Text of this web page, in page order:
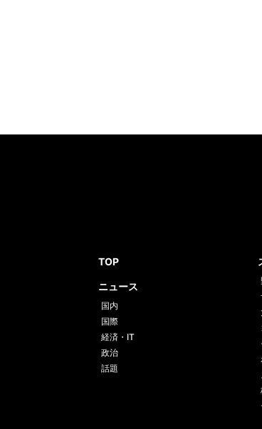
TOP
ニュース
国内
国際
経済・IT
政治
話題